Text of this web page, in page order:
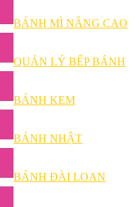
BÁNH MÌ NÂNG CAO
QUẢN LÝ BẾP BÁNH
BÁNH KEM
BÁNH NHẬT
BÁNH ĐÀI LOAN